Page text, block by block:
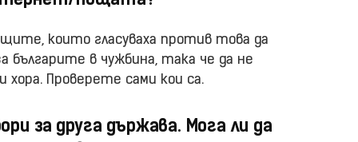
които гласуваха против това да
българите в чужбина, така че да не
хора. Проверете сами кои са.
за друга държава. Мога ли да